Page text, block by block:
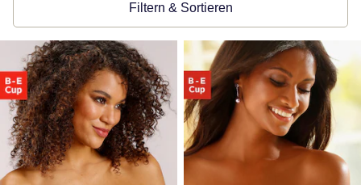
Filtern & Sortieren